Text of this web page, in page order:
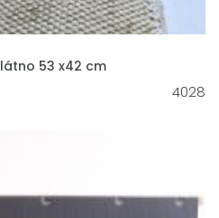
53 x42 cm
4028